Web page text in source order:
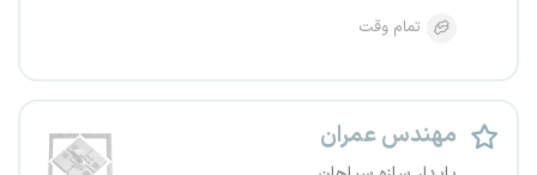
تمام وقت
مهندس عمران